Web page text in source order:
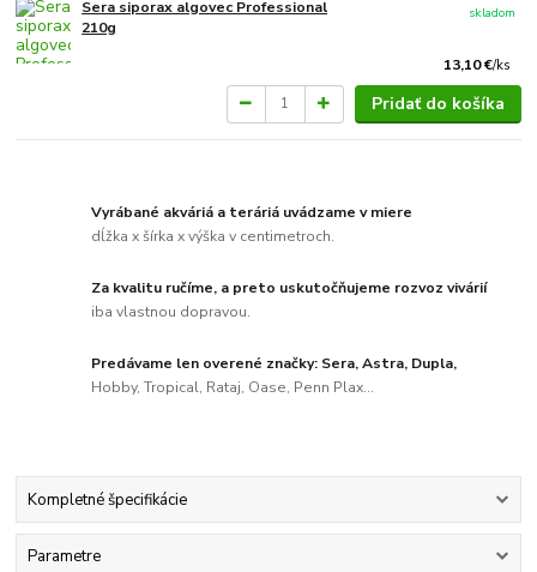
Sera siporax algovec Professional
210g
13,10 €/ks
skladom
Pridať do košíka
Vyrábané akváriá a teráriá uvádzame v miere
dĺžka x šírka x výška v centimetroch.
Za kvalitu ručíme, a preto uskutočňujeme rozvoz vivárií
iba vlastnou dopravou.
Predávame len overené značky: Sera, Astra, Dupla,
Hobby, Tropical, Rataj, Oase, Penn Plax...
Kompletné špecifikácie
Parametre